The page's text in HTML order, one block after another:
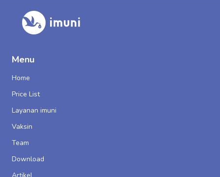
Menu
Home
Price List
Layanan imuni
Vaksin
Team
Download
Artikel